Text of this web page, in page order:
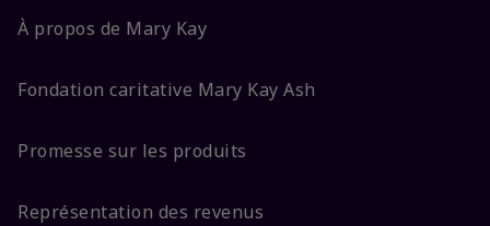
À propos de Mary Kay
Fondation caritative Mary Kay Ash
Promesse sur les produits
Représentation des revenus